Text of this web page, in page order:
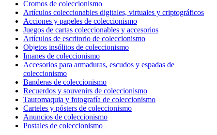
Cromos de coleccionismo
Artículos coleccionables digitales, virtuales y criptográficos
Acciones y papeles de coleccionismo
Juegos de cartas coleccionables y accesorios
Artículos de escritorio de coleccionismo
Objetos insólitos de coleccionismo
Imanes de coleccionismo
Accesorios para armaduras, escudos y espadas de
coleccionismo
Banderas de coleccionismo
Recuerdos y souvenirs de coleccionismo
Tauromaquia y fotografía de coleccionismo
Carteles y pósters de coleccionismo
Anuncios de coleccionismo
Postales de coleccionismo